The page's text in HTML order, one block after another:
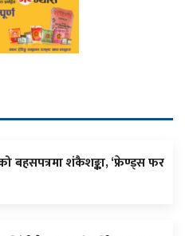
बहसपत्रमा शंकैशङ्का, ‘फ्रेण्ड्स फर